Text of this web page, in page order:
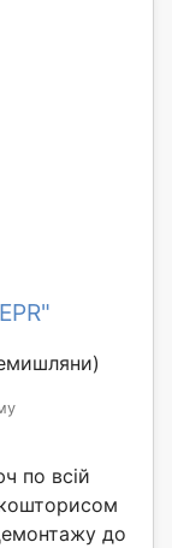
по всій
кошторисом
до